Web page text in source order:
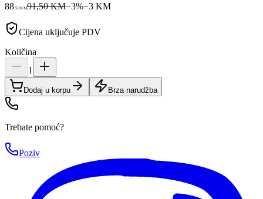
88 50KM91,50 KM−3%−3KM
Cijena uključuje PDV
Količina
1
Dodaj u korpu Brza narudžba
Trebate pomoć?
Poziv